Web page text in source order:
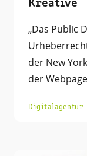
Kreative
„Das Public
der New
der
Digitalagentur